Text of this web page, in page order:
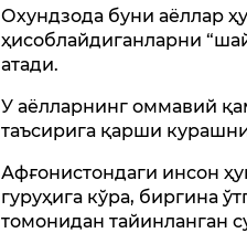
Охундзода буни аёллар
ҳисоблайдиганларни
атади.
У аёлларнинг оммавий
таъсирига қарши
Афғонистондаги инсон
гуруҳига кўра, биргина
томонидан тайинланган